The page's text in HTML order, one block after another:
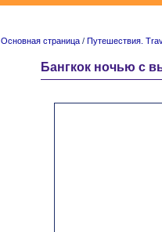
Основная страница / Путешествия.
Бангкок ночью с